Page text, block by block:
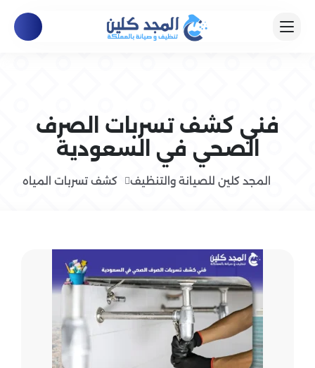
فني كشف تسربات الصرف
الصحي في السعودية
المجد كلين للصيانة والتنظيف كشف تسربات المياه